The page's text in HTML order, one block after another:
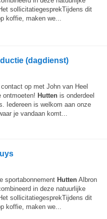
sollicitatiegesprekTijdens dit
koffie, maken we...
(dagdienst)
op met John van Heel
ontmoeten! Hutten is onderdeel
Iedereen is welkom aan onze
je vandaan komt...
sportabonnement Hutten Albron
in deze natuurlijke
sollicitatiegesprekTijdens dit
koffie, maken we...